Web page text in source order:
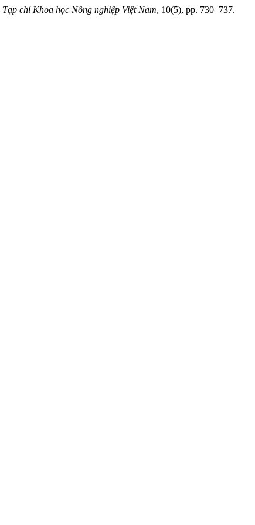
Tạp chí Khoa học Nông nghiệp Việt Nam, 10(5), pp. 730–737.